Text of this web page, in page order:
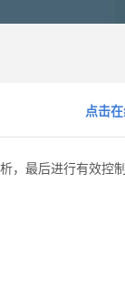
点击
，最后进行有效控